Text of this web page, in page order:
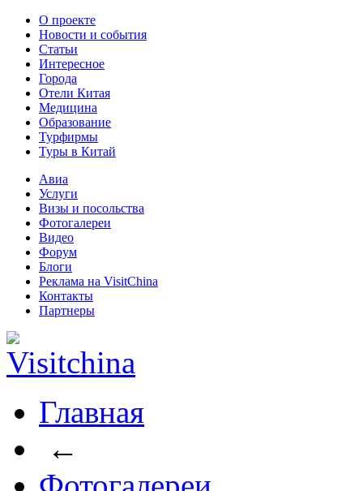
О проекте
Новости и события
Статьи
Интересное
Города
Отели Китая
Медицина
Образование
Турфирмы
Туры в Китай
Авиа
Услуги
Визы и посольства
Фотогалереи
Видео
Форум
Блоги
Реклама на VisitChina
Контакты
Партнеры
Главная
←